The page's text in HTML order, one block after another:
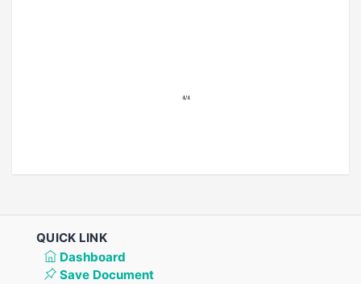
QUICK LINK
Dashboard
Save Document